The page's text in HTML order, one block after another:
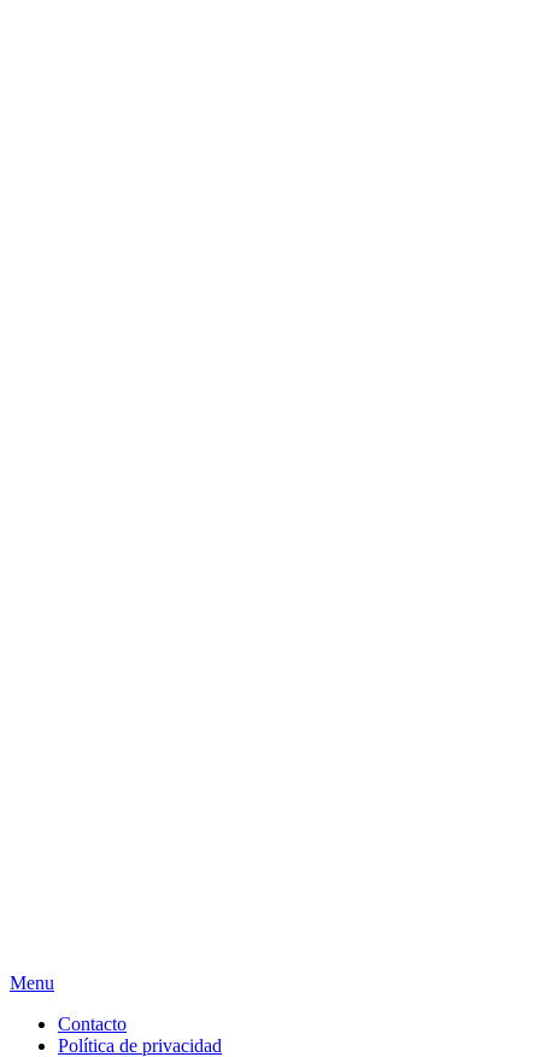
Skip
content
Menu
Contacto
Política de privacidad